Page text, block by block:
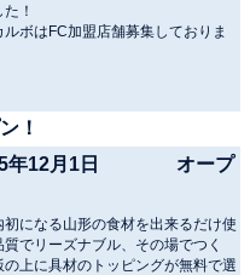
！
ボはFC加盟店舗募集しておりま
！
年12月1日 オープ
初になる山形の食材を出来るだけ使
質でリーズナブル、その場でつく
の上に具材のトッピングが無料で選